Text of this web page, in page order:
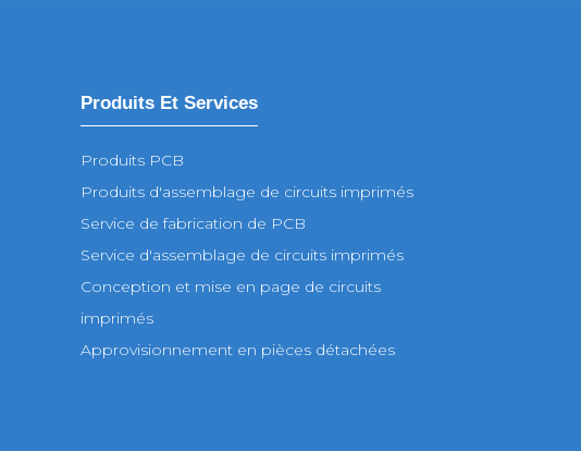
Produits Et Services
Produits PCB
Produits d'assemblage de circuits imprimés
Service de fabrication de PCB
Service d'assemblage de circuits imprimés
Conception et mise en page de circuits
imprimés
Approvisionnement en pièces détachées